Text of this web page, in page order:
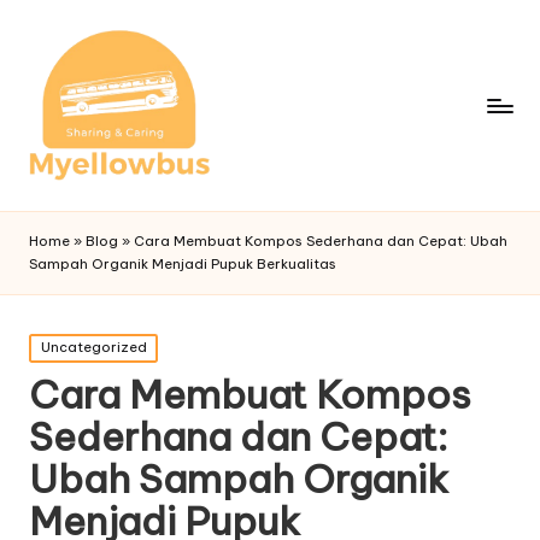
Home » Blog » Cara Membuat Kompos Sederhana dan Cepat: Ubah
Sampah Organik Menjadi Pupuk Berkualitas
Posted
in
Uncategorized
Cara Membuat Kompos
Sederhana dan Cepat:
Ubah Sampah Organik
Menjadi Pupuk